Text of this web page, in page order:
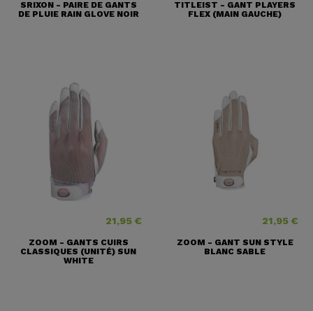
SRIXON - PAIRE DE GANTS
DE PLUIE RAIN GLOVE NOIR
TITLEIST - GANT PLAYERS
FLEX (MAIN GAUCHE)
Prix
21,95 €
ZOOM - GANTS CUIRS
CLASSIQUES (UNITÉ) SUN
WHITE
Prix
21,95 €
ZOOM - GANT SUN STYLE
BLANC SABLE